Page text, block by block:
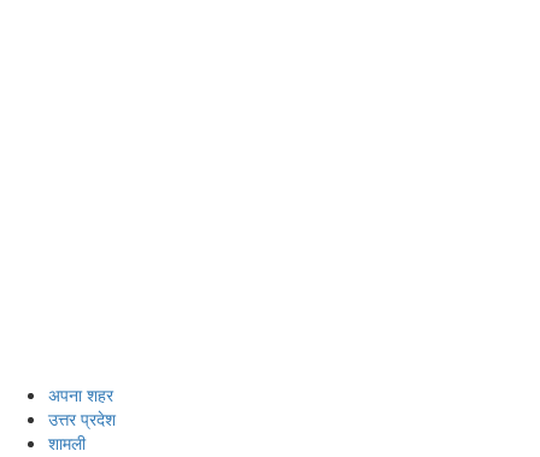
अपना शहर
उत्तर प्रदेश
शामली